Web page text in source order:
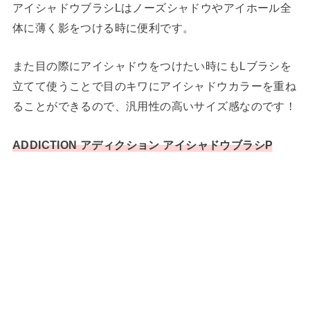
アイシャドウブラシLはノーズシャドウやアイホール全
体に薄く影をつける時に便利です。
また目の際にアイシャドウをつけたい時にもLブラシを
立てて使うことで目のキワにアイシャドウカラーを重ね
ることができるので、汎用性の高いサイズ感なのです！
ADDICTION アディクション アイシャドウブラシP